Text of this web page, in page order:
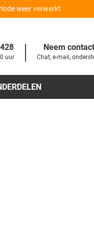
weer verwerkt.
uur
Neem
Chat, e-mail,